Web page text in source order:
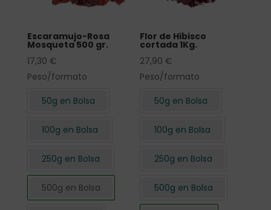
Escaramujo-Rosa
Mosqueta 500 gr.
17,30 €
Peso/formato
50g en Bolsa
100g en Bolsa
250g en Bolsa
500g en Bolsa
Flor de Hibisco
cortada 1Kg.
27,90 €
Peso/formato
50g en Bolsa
100g en Bolsa
250g en Bolsa
500g en Bolsa